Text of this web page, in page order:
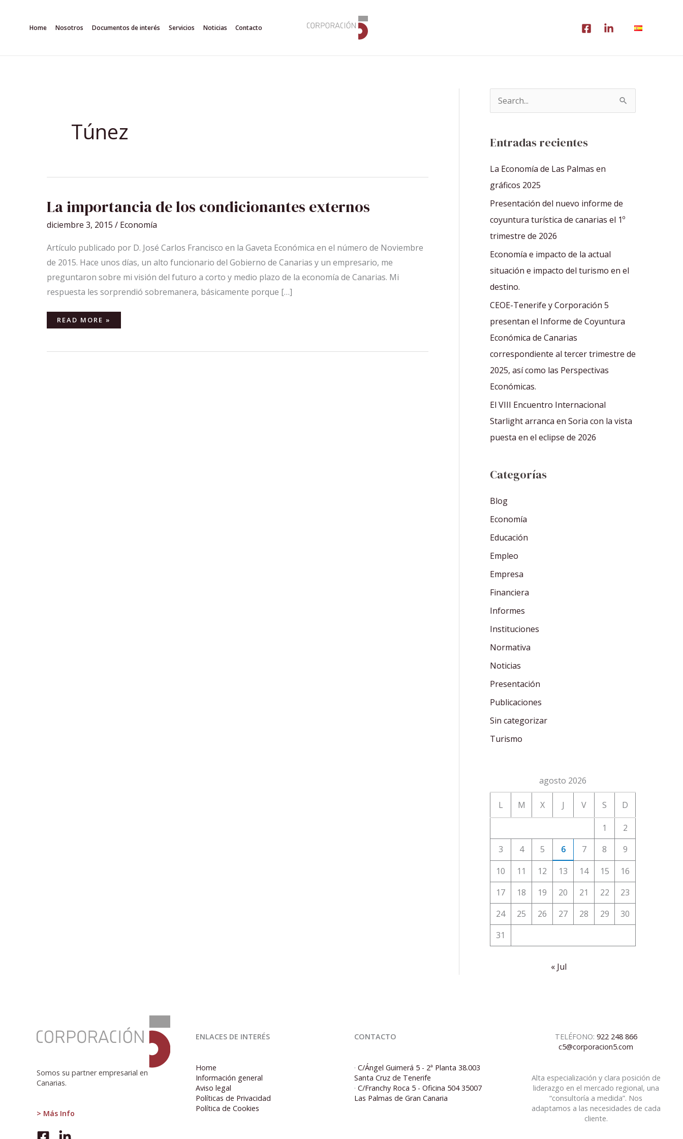
Home Nosotros Documentos de interés Servicios Noticias Contacto
Túnez
La importancia de los condicionantes externos
diciembre 3, 2015 / Economía
Artículo publicado por D. José Carlos Francisco en la Gaveta Económica en el número de Noviembre
de 2015. Hace unos días, un alto funcionario del Gobierno de Canarias y un empresario, me
preguntaron sobre mi visión del futuro a corto y medio plazo de la economía de Canarias. Mi
respuesta les sorprendió sobremanera, básicamente porque […]
IMPORTANCIA
DE
LOS
CONDICIONANTES
READ MORE »
a
r
p
o
r
:
Entradas recientes
La Economía de Las Palmas en
gráficos 2025
Presentación del nuevo informe de
coyuntura turística de canarias el 1º
trimestre de 2026
Economía e impacto de la actual
situación e impacto del turismo en el
destino.
CEOE-Tenerife y Corporación 5
presentan el Informe de Coyuntura
Económica de Canarias
correspondiente al tercer trimestre de
2025, así como las Perspectivas
Económicas.
El VIII Encuentro Internacional
Starlight arranca en Soria con la vista
puesta en el eclipse de 2026
Categorías
Blog
Economía
Educación
Empleo
Empresa
Financiera
Informes
Instituciones
Normativa
Noticias
Presentación
Publicaciones
Sin categorizar
Turismo
agosto 2026
L M X J V S D
1
2
3
4 5 6 7 8
9
10
11 12 13 14 15
16
17
18 19 20 21 22
23
24
25 26 27 28 29
30
31
« Jul
Somos su partner empresarial en
Canarias.
> Más Info
La
importancia
condicionantes
ENLACES DE INTERÉS
Home
Información general
Aviso legal
Políticas de Privacidad
Política de Cookies
CONTACTO
· C/Ángel Guimerá 5 - 2ª Planta 38.003
Santa Cruz de Tenerife
· C/Franchy Roca 5 - Oficina 504 35007
Las Palmas de Gran Canaria
TELÉFONO: 922 248 866
c5@corporacion5.com
Alta especialización y clara posición de
liderazgo en el mercado regional, una
“consultoría a medida”. Nos
adaptamos a las necesidades de cada
cliente.